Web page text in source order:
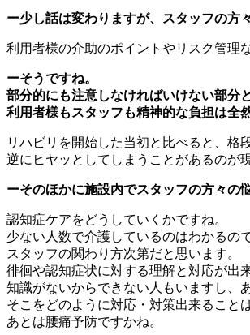
ー少し話は変わりますが、スタッフの方
利用者様の介助のポイントやリスク管理
ーそうですね。
部分的にも注意しなければいけない部分
利用者様もスタッフも精神的な負担は全
リハビリを開始した当初と比べると、格
逆にヒヤッとしてしまうことがあるのが
ーそのほかに施設内でスタッフの方々の
認知症ケアをどうしていくかですね。
少ない人数で介護しているのはわかるの
スタッフの関わり方次第だと思います。
徘徊や認知症状に対する理解と対応が出
知識がないからできない人もいますし、
そこをどのように対応・対策出来ること
あとは腰痛予防ですかね。